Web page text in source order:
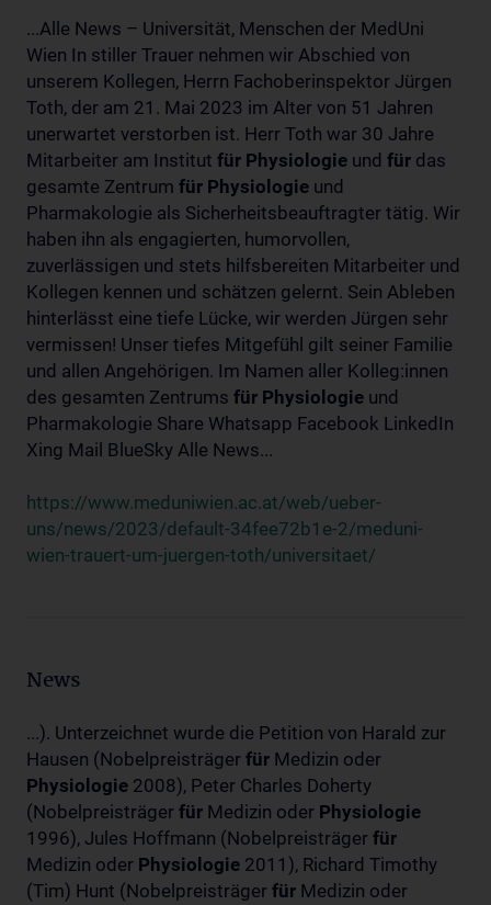
...Alle News – Universität, Menschen der MedUni
Wien In stiller Trauer nehmen wir Abschied von
unserem Kollegen, Herrn Fachoberinspektor Jürgen
Toth, der am 21. Mai 2023 im Alter von 51 Jahren
unerwartet verstorben ist. Herr Toth war 30 Jahre
Mitarbeiter am Institut für Physiologie und für das
gesamte Zentrum für Physiologie und
Pharmakologie als Sicherheitsbeauftragter tätig. Wir
haben ihn als engagierten, humorvollen,
zuverlässigen und stets hilfsbereiten Mitarbeiter und
Kollegen kennen und schätzen gelernt. Sein Ableben
hinterlässt eine tiefe Lücke, wir werden Jürgen sehr
vermissen! Unser tiefes Mitgefühl gilt seiner Familie
und allen Angehörigen. Im Namen aller Kolleg:innen
des gesamten Zentrums für Physiologie und
Pharmakologie Share Whatsapp Facebook LinkedIn
Xing Mail BlueSky Alle News...
https://www.meduniwien.ac.at/web/ueber-
uns/news/2023/default-34fee72b1e-2/meduni-
wien-trauert-um-juergen-toth/universitaet/
News
...). Unterzeichnet wurde die Petition von Harald zur
Hausen (Nobelpreisträger für Medizin oder
Physiologie 2008), Peter Charles Doherty
(Nobelpreisträger für Medizin oder Physiologie
1996), Jules Hoffmann (Nobelpreisträger für
Medizin oder Physiologie 2011), Richard Timothy
(Tim) Hunt (Nobelpreisträger für Medizin oder